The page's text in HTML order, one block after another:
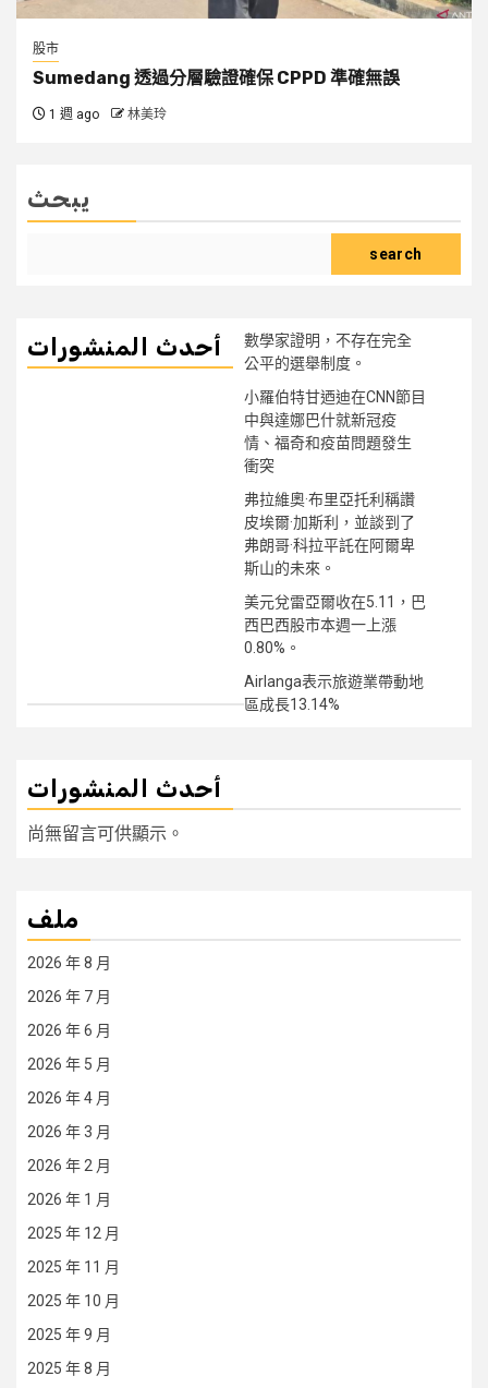
股市
Sumedang 透過分層驗證確保 CPPD 準確無誤
1 週 ago 林美玲
يبحث
search
أحدث المنشورات
數學家證明，不存在完全
公平的選舉制度。
小羅伯特甘迺迪在CNN節目
中與達娜巴什就新冠疫
情、福奇和疫苗問題發生
衝突
弗拉維奧·布里亞托利稱讚
皮埃爾·加斯利，並談到了
弗朗哥·科拉平託在阿爾卑
斯山的未來。
美元兌雷亞爾收在5.11，巴
西巴西股市本週一上漲
0.80%。
Airlanga表示旅遊業帶動地
區成長13.14%
أحدث المنشورات
尚無留言可供顯示。
ملف
2026 年 8 月
2026 年 7 月
2026 年 6 月
2026 年 5 月
2026 年 4 月
2026 年 3 月
2026 年 2 月
2026 年 1 月
2025 年 12 月
2025 年 11 月
2025 年 10 月
2025 年 9 月
2025 年 8 月